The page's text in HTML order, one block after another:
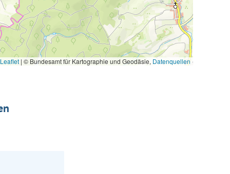
| © Bundesamt für Kartographie und Geodäsie, Datenquellen